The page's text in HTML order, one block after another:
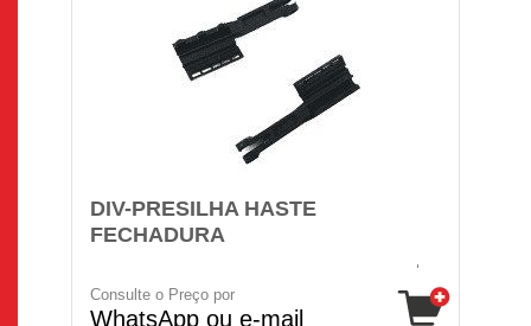
DIV-PRESILHA HASTE
FECHADURA
Consulte o Preço por
WhatsApp ou e-mail